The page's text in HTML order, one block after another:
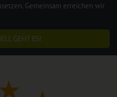
Gemeinsam erreichen wir
GEHT ES!